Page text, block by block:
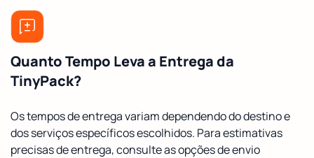
Quanto Tempo Leva a Entrega da
TinyPack?
Os tempos de entrega variam dependendo do destino e
dos serviços específicos escolhidos. Para estimativas
precisas de entrega, consulte as opções de envio